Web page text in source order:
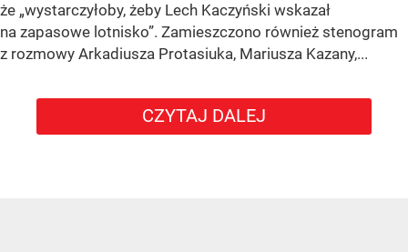
że „wystarczyłoby, żeby Lech Kaczyński wskazał
na zapasowe lotnisko”. Zamieszczono również stenogram
z rozmowy Arkadiusza Protasiuka, Mariusza Kazany,...
CZYTAJ DALEJ